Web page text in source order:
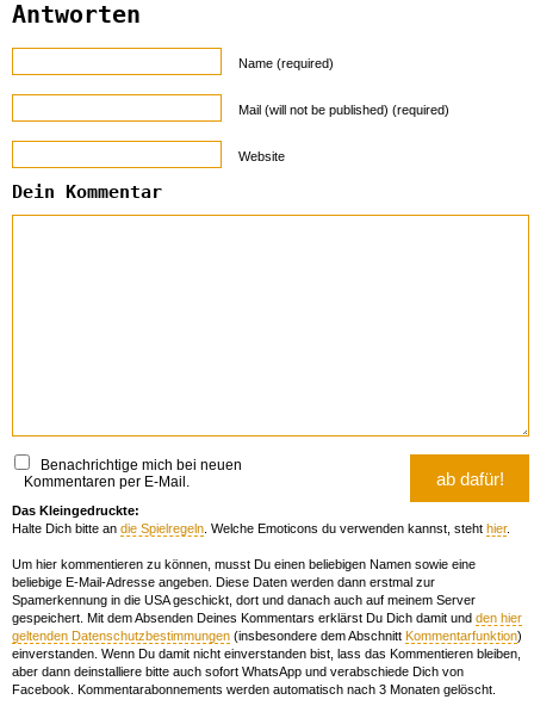
Antworten
Name (required)
Mail (will not be published) (required)
Website
Dein Kommentar
Benachrichtige mich bei neuen
Kommentaren per E-Mail.
Das Kleingedruckte:
Halte Dich bitte an die Spielregeln . Welche Emoticons du verwenden kannst, steht hier.
Um hier kommentieren zu können, musst Du einen beliebigen Namen sowie eine
beliebige E-Mail-Adresse angeben. Diese Daten werden dann erstmal zur
Spamerkennung in die USA geschickt, dort und danach auch auf meinem Server
gespeichert. Mit dem Absenden Deines Kommentars erklärst Du Dich damit und den hier
geltenden Datenschutzbestimmungen (insbesondere dem Abschnitt Kommentarfunktion)
einverstanden. Wenn Du damit nicht einverstanden bist, lass das Kommentieren bleiben,
aber dann deinstalliere bitte auch sofort WhatsApp und verabschiede Dich von
Facebook. Kommentarabonnements werden automatisch nach 3 Monaten gelöscht.